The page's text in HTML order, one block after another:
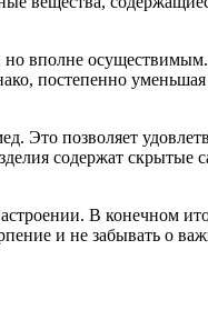
вполне
постепенно
Это позволяет
содержат скрытые
В конечном
и не забывать о